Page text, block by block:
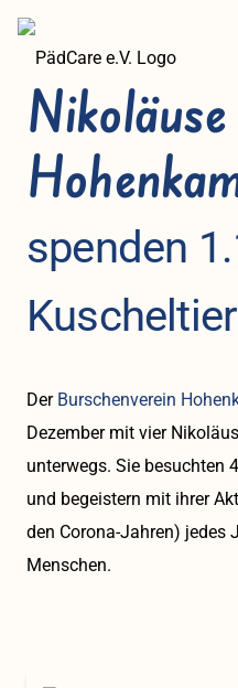
spenden
Der Burschenverein
Dezember mit vier
unterwegs. Sie besuchten
und begeistern mit ihrer
den Corona-Jahren) jedes
Menschen.